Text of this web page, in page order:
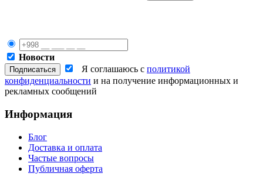
Новости
Я соглашаюсь с политикой
конфиденциальности и на получение информационных и
рекламных сообщений
Информация
Блог
Доставка и оплата
Частые вопросы
Публичная оферта